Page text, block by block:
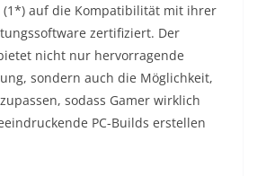
(1*) auf die Kompatibilität mit ihrer
zertifiziert. Der
nicht nur hervorragende
sondern auch die Möglichkeit,
sodass Gamer wirklich
PC-Builds erstellen